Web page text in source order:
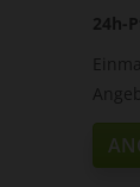
24h-